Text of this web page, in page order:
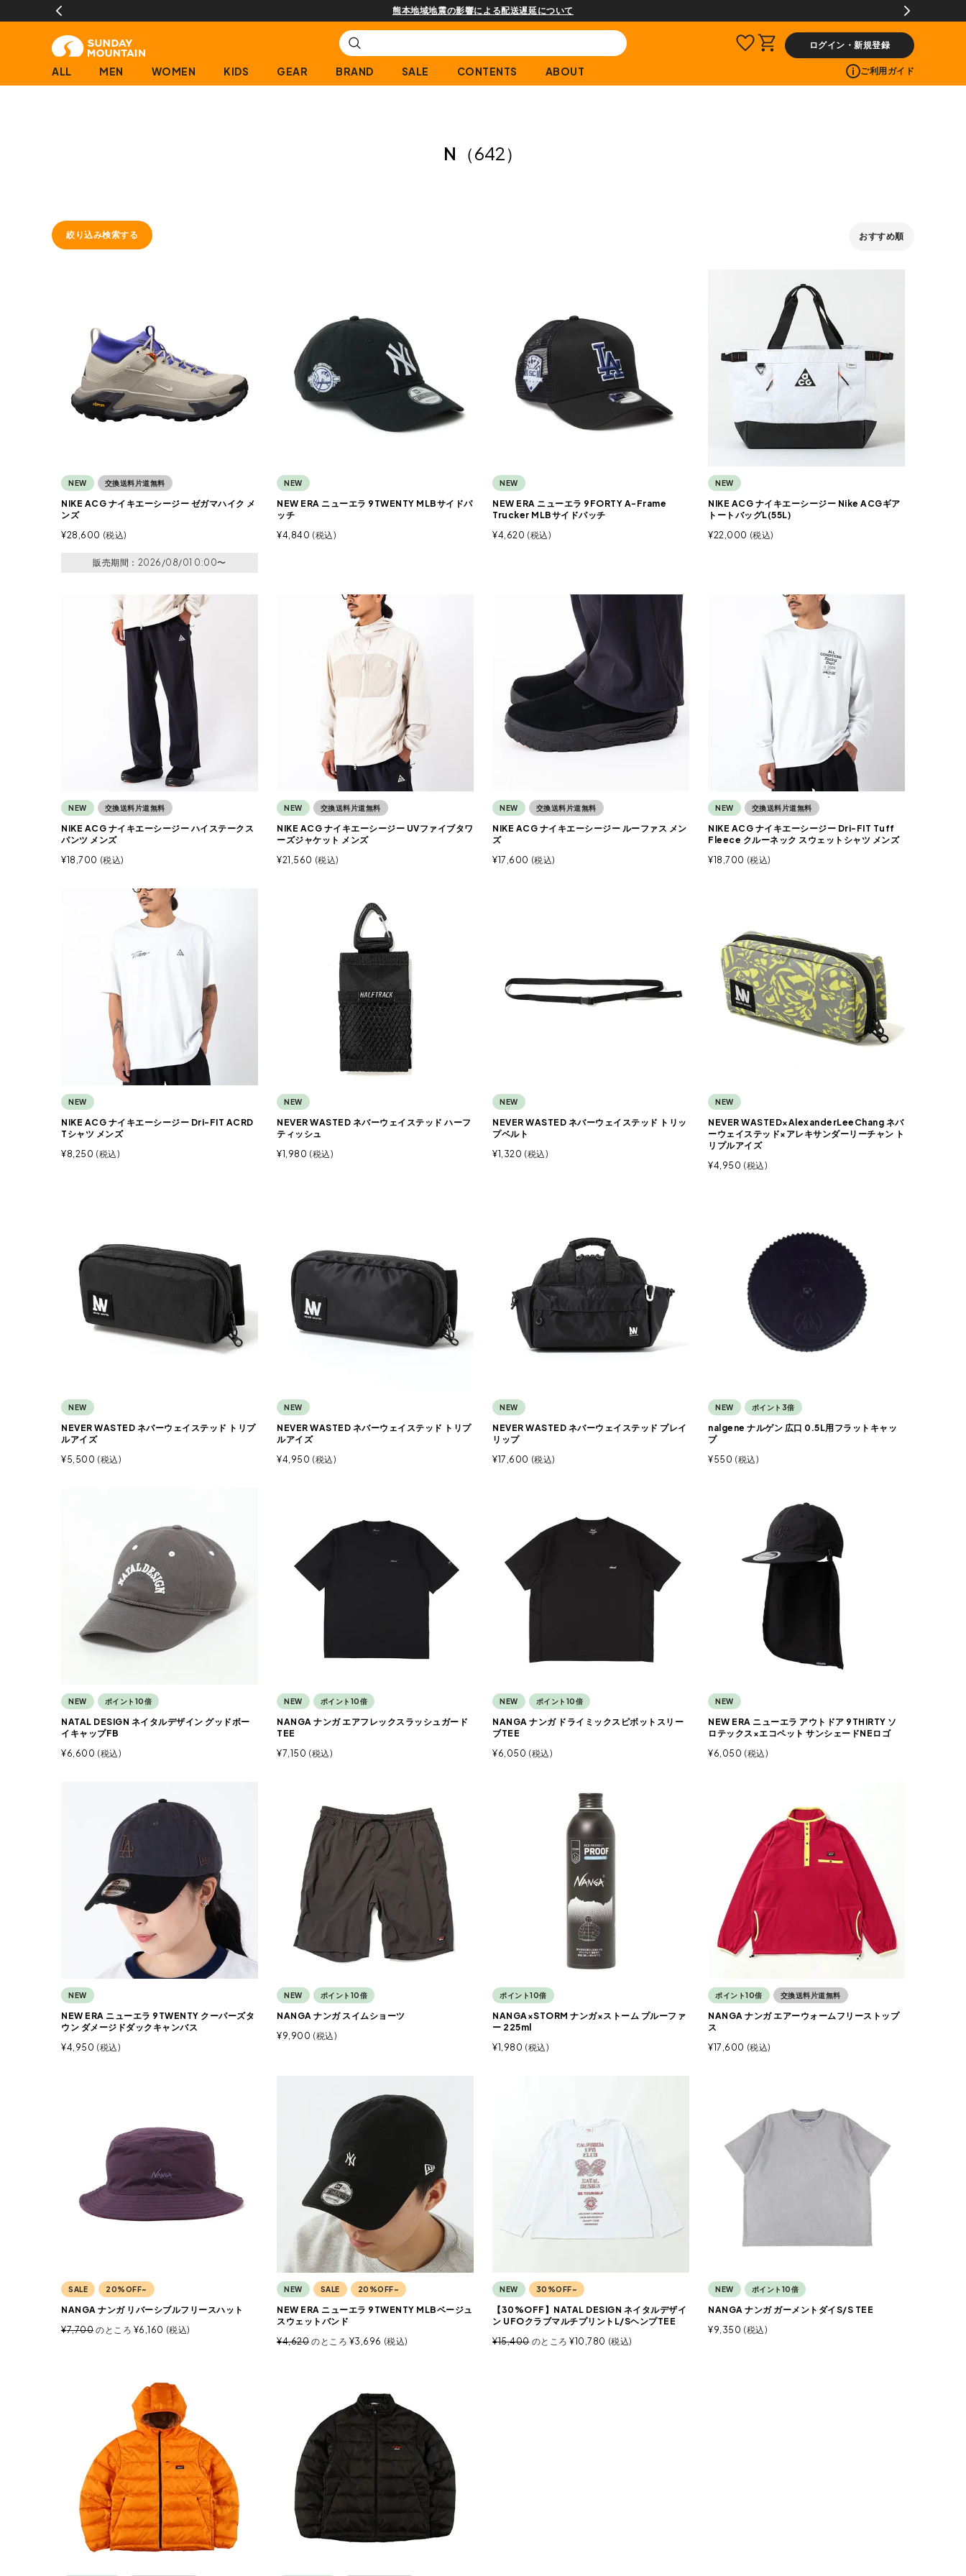
熊本地域地震の影響による配送遅延について
ログイン・新規登録
ALL MEN WOMEN KIDS GEAR BRAND SALE CONTENTS ABOUT ご利用ガイド
N （642）
絞り込み検索する おすすめ順
NEW 交換送料片道無料
NIKE ACG ナイキエーシージー ゼガマハイク メ
ンズ
¥28,600 税込
販売期間 2026/08/01 0:00〜
NEW
NEW ERA ニューエラ 9TWENTY MLBサイドパ
ッチ
¥4,840 税込
NEW
NEW ERA ニューエラ 9FORTY A-Frame
Trucker MLBサイドパッチ
¥4,620 税込
NEW
NIKE ACG ナイキエーシージー Nike ACGギア
トートバッグL(55L)
¥22,000 税込
NEW 交換送料片道無料
NIKE ACG ナイキエーシージー ハイステークス
パンツ メンズ
¥18,700 税込
NEW 交換送料片道無料
NIKE ACG ナイキエーシージー UVファイブタワ
ーズジャケット メンズ
¥21,560 税込
NEW 交換送料片道無料
NIKE ACG ナイキエーシージー ルーファス メン
ズ
¥17,600 税込
NEW 交換送料片道無料
NIKE ACG ナイキエーシージー Dri-FIT Tuff
Fleece クルーネック スウェットシャツ メンズ
¥18,700 税込
NEW
NIKE ACG ナイキエーシージー Dri-FIT ACRD
Tシャツ メンズ
¥8,250 税込
NEW
NEVER WASTED ネバーウェイステッド ハーフ
ティッシュ
¥1,980 税込
NEW
NEVER WASTED ネバーウェイステッド トリッ
プベルト
¥1,320 税込
NEW
NEVER WASTED×AlexanderLeeChang ネバ
ーウェイステッド×アレキサンダーリーチャン ト
リプルアイズ
¥4,950 税込
NEW
NEVER WASTED ネバーウェイステッド トリプ
ルアイズ
¥5,500 税込
NEW
NEVER WASTED ネバーウェイステッド トリプ
ルアイズ
¥4,950 税込
NEW
NEVER WASTED ネバーウェイステッド プレイ
リップ
¥17,600 税込
NEW ポイント3倍
nalgene ナルゲン 広口 0.5L用フラットキャッ
プ
¥550 税込
NEW ポイント10倍
NATAL DESIGN ネイタルデザイン グッドボー
イキャップFB
¥6,600 税込
NEW ポイント10倍
NANGA ナンガ エアフレックスラッシュガード
TEE
¥7,150 税込
NEW ポイント10倍
NANGA ナンガ ドライミックスピボットスリー
ブTEE
¥6,050 税込
NEW
NEW ERA ニューエラ アウトドア 9THIRTY ソ
ロテックス×エコペット サンシェードNEロゴ
¥6,050 税込
NEW
NEW ERA ニューエラ 9TWENTY クーパーズタ
ウン ダメージドダックキャンバス
¥4,950 税込
NEW ポイント10倍
NANGA ナンガ スイムショーツ
¥9,900 税込
ポイント10倍
NANGA×STORM ナンガ×ストーム プルーファ
ー 225ml
¥1,980 税込
ポイント10倍 交換送料片道無料
NANGA ナンガ エアーウォームフリーストップ
ス
¥17,600 税込
SALE 20%OFF~
NANGA ナンガ リバーシブルフリースハット
¥7,700 のところ ¥6,160 税込
NEW SALE 20%OFF~
NEW ERA ニューエラ 9TWENTY MLBベージュ
スウェットバンド
¥4,620 のところ ¥3,696 税込
NEW 30%OFF~
【30%OFF】NATAL DESIGN ネイタルデザイ
ン UFOクラブマルチプリントL/SヘンプTEE
¥15,400 のところ ¥10,780 税込
NEW ポイント10倍
NANGA ナンガ ガーメントダイS/S TEE
¥9,350 税込